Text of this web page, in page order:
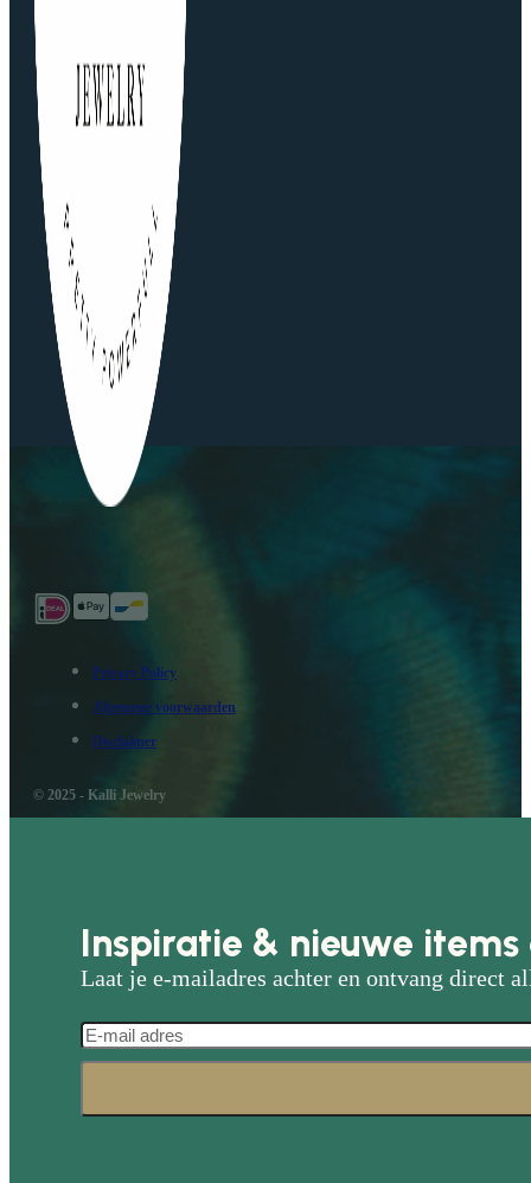
Privacy Policy
Algemene voorwaarden
Disclaimer
© 2025 - Kalli Jewelry
Inspiratie & nieuwe
Laat je e-mailadres achter en ontvang direct